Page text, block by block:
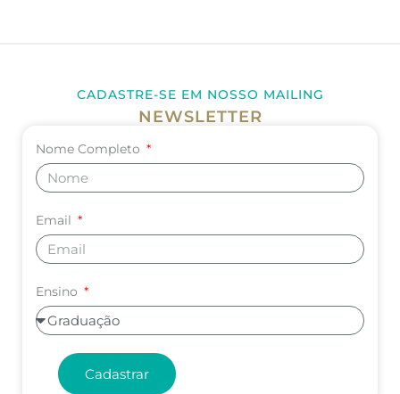
CADASTRE-SE EM NOSSO MAILING
NEWSLETTER
Nome Completo
Email
Ensino
Cadastrar